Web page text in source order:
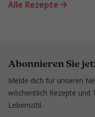
Alle Rezepte
Abonnieren Sie
Melde dich für unseren
wöchentlich Rezepte und
Lebensstil.